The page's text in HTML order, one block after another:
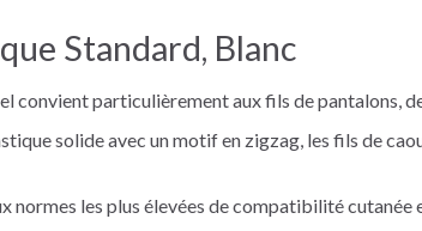
Standard, Blanc
convient particulièrement aux fils de pantalons,
solide avec un motif en zigzag, les fils de
normes les plus élevées de compatibilité